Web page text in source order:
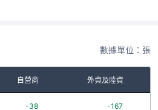
數據單位：張
自營商 外資及陸資
-38 -167